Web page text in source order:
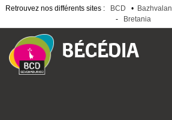
Retrouvez nos différents sites : BCD • Bazhvalan
-
Bretania
au
contenu
principal